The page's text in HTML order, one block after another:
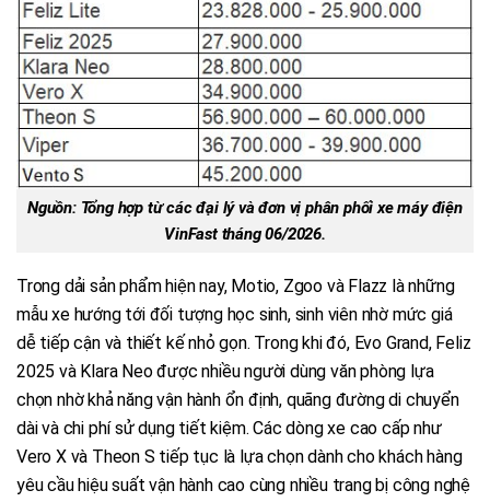
Nguồn: Tổng hợp từ các đại lý và đơn vị phân phối xe máy điện
VinFast tháng 06/2026.
Trong dải sản phẩm hiện nay, Motio, Zgoo và Flazz là những
mẫu xe hướng tới đối tượng học sinh, sinh viên nhờ mức giá
dễ tiếp cận và thiết kế nhỏ gọn. Trong khi đó, Evo Grand, Feliz
2025 và Klara Neo được nhiều người dùng văn phòng lựa
chọn nhờ khả năng vận hành ổn định, quãng đường di chuyển
dài và chi phí sử dụng tiết kiệm. Các dòng xe cao cấp như
Vero X và Theon S tiếp tục là lựa chọn dành cho khách hàng
yêu cầu hiệu suất vận hành cao cùng nhiều trang bị công nghệ